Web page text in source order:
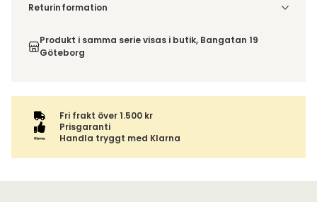
Denna vara skickas till ett ombud. Du väljer själv i kassan
varan ihop med andra produkter skickas hela ordern
tillsammans med samma fraktalternativ.
Returinformation
order, enligt distansavtalslagen.
Produkt i samma serie visas i butik, Bangatan 19
Göteborg
Fri frakt över 1.500 kr
Prisgaranti
Handla tryggt med Klarna